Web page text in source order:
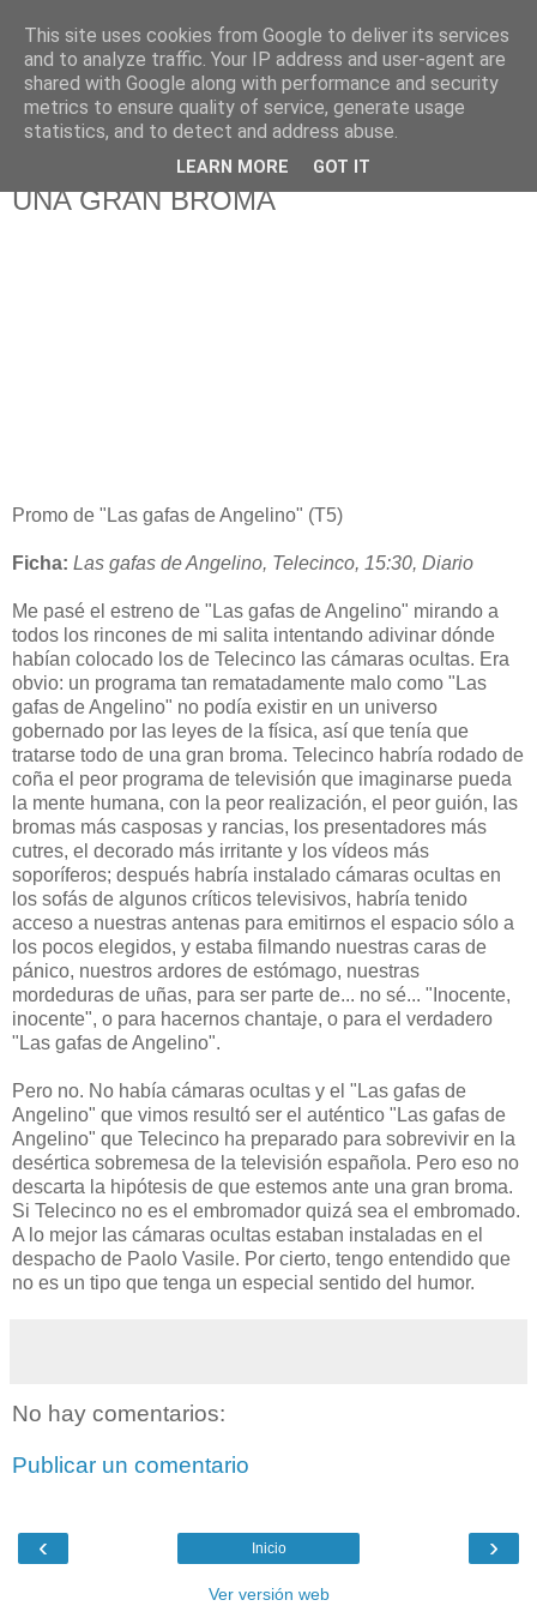
625 RANAS
LA TELEVISIÓN DESDE EL PUNTO DE VISTA BATRACIO
UNA GRAN BROMA
Promo de "Las gafas de Angelino" (T5)
Ficha: Las gafas de Angelino, Telecinco, 15:30, Diario
Me pasé el estreno de "Las gafas de Angelino" mirando a
todos los rincones de mi salita intentando adivinar dónde
habían colocado los de Telecinco las cámaras ocultas. Era
obvio: un programa tan rematadamente malo como "Las
gafas de Angelino" no podía existir en un universo
gobernado por las leyes de la física, así que tenía que
tratarse todo de una gran broma. Telecinco habría rodado de
coña el peor programa de televisión que imaginarse pueda
la mente humana, con la peor realización, el peor guión, las
bromas más casposas y rancias, los presentadores más
cutres, el decorado más irritante y los vídeos más
soporíferos; después habría instalado cámaras ocultas en
los sofás de algunos críticos televisivos, habría tenido
acceso a nuestras antenas para emitirnos el espacio sólo a
los pocos elegidos, y estaba filmando nuestras caras de
pánico, nuestros ardores de estómago, nuestras
mordeduras de uñas, para ser parte de... no sé... "Inocente,
inocente", o para hacernos chantaje, o para el verdadero
"Las gafas de Angelino".
Pero no. No había cámaras ocultas y el "Las gafas de
Angelino" que vimos resultó ser el auténtico "Las gafas de
Angelino" que Telecinco ha preparado para sobrevivir en la
desértica sobremesa de la televisión española. Pero eso no
descarta la hipótesis de que estemos ante una gran broma.
Si Telecinco no es el embromador quizá sea el embromado.
A lo mejor las cámaras ocultas estaban instaladas en el
despacho de Paolo Vasile. Por cierto, tengo entendido que
no es un tipo que tenga un especial sentido del humor.
No hay comentarios:
Publicar un comentario
‹ ›
Inicio
Ver versión web
This site uses cookies from Google to deliver its services
and to analyze traffic. Your IP address and user-agent are
shared with Google along with performance and security
metrics to ensure quality of service, generate usage
statistics, and to detect and address abuse.
LEARN MORE GOT IT